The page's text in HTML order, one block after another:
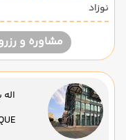
نوزاد
مشاوره و